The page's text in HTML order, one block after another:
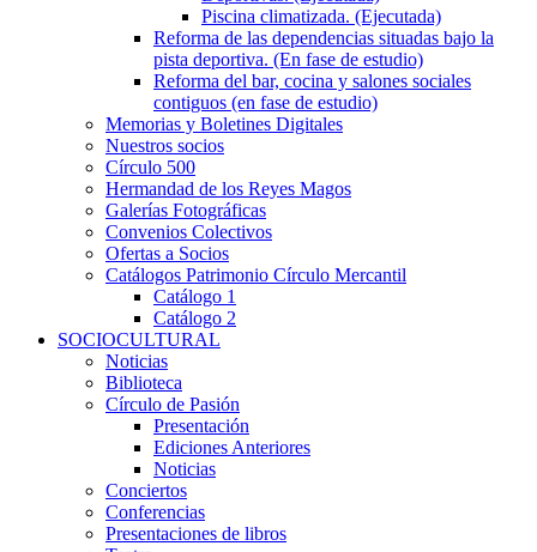
Piscina climatizada. (Ejecutada)
Reforma de las dependencias situadas bajo la
pista deportiva. (En fase de estudio)
Reforma del bar, cocina y salones sociales
contiguos (en fase de estudio)
Memorias y Boletines Digitales
Nuestros socios
Círculo 500
Hermandad de los Reyes Magos
Galerías Fotográficas
Convenios Colectivos
Ofertas a Socios
Catálogos Patrimonio Círculo Mercantil
Catálogo 1
Catálogo 2
SOCIOCULTURAL
Noticias
Biblioteca
Círculo de Pasión
Presentación
Ediciones Anteriores
Noticias
Conciertos
Conferencias
Presentaciones de libros